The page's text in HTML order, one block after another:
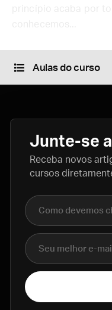
Aulas do curso
Junte-se
Receba novos
cursos
Nome completo
E-mail